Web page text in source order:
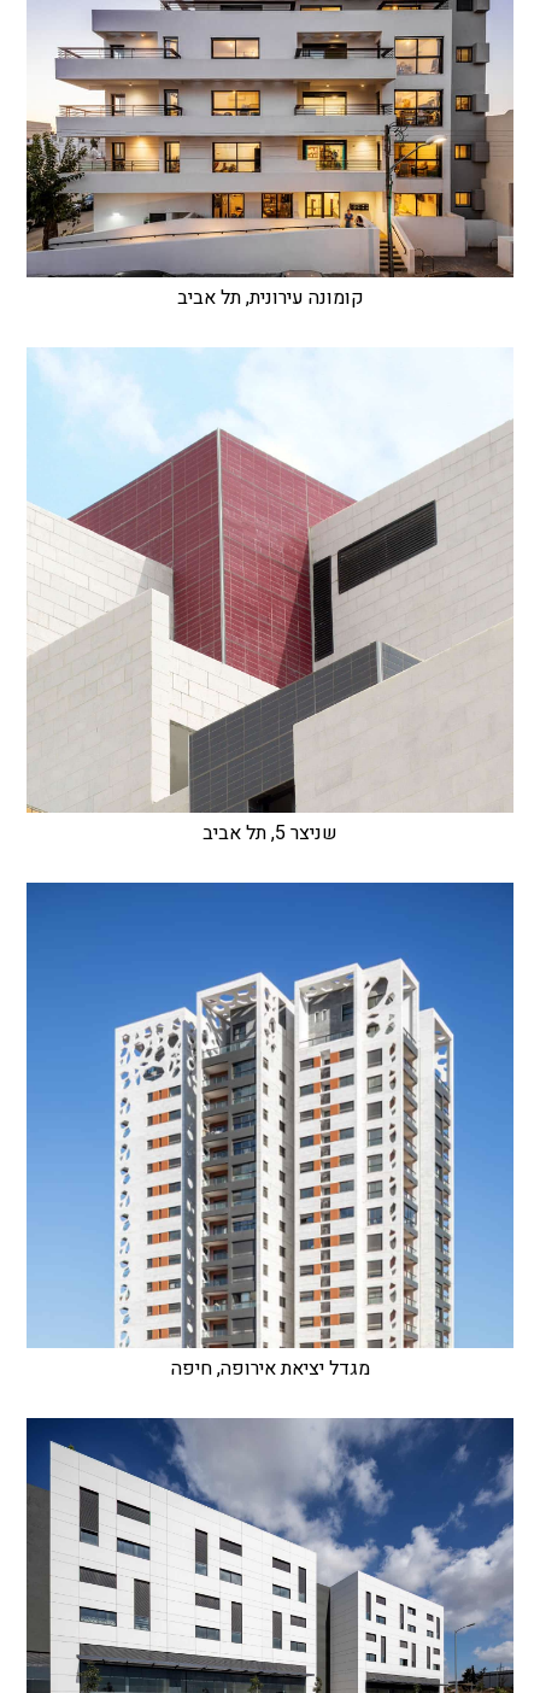
קומונה עירונית, תל אביב
שניצר 5, תל אביב
מגדל יציאת אירופה, חיפה